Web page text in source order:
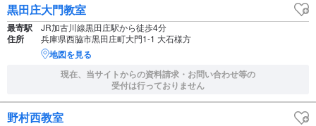
黒田庄大門教室
最寄駅 JR加古川線黒田庄駅から徒歩4分
住所 兵庫県西脇市黒田庄町大門1-1 大石様方
地図を見る
現在、当サイトからの資料請求・お問い合わせ等の
受付は行っておりません
野村西教室